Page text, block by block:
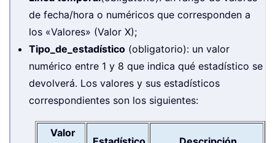
de fecha/hora o numéricos que corresponden a
los «Valores» (Valor X);
Tipo_de_estadístico (obligatorio): un valor
numérico entre 1 y 8 que indica qué estadístico se
devolverá. Los valores y sus estadísticos
correspondientes son los siguientes:
Valor